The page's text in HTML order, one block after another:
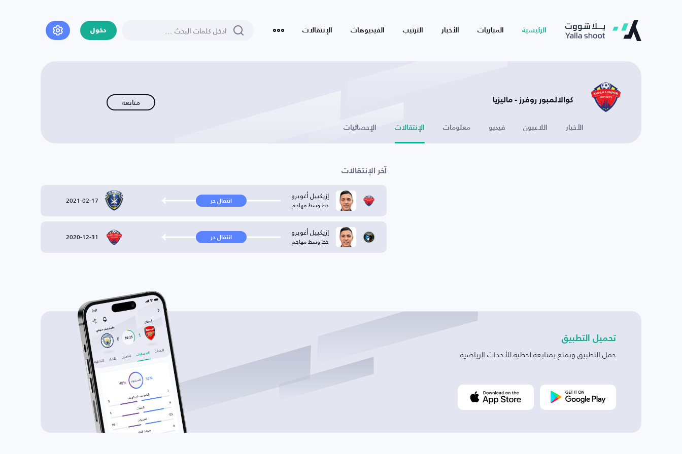
الرئيسية المباريات الأخبار الترتيب الفيديوهات الإنتقالات دخول
كوالالمبور روفرز - ماليزيا متابعة
الأخبار اللاعبون فيديو معلومات الإنتقالات الإحصائيات
آخر الإنتقالات
إزيكييل أغويرو
خط وسط مهاجم انتقال حر 2021-02-17
إزيكييل أغويرو
خط وسط مهاجم انتقال حر 2020-12-31
تحميل التطبيق
حمل التطبيق وتمتع بمتابعة لحظية للأحداث الرياضية